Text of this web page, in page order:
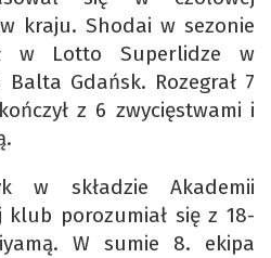
kraju. Shodai w sezonie
w Lotto Superlidze w
Balta Gdańsk. Rozegrał 7
z 6 zwycięstwami i
w składzie Akademii
klub porozumiał się z 18-
W sumie 8. ekipa